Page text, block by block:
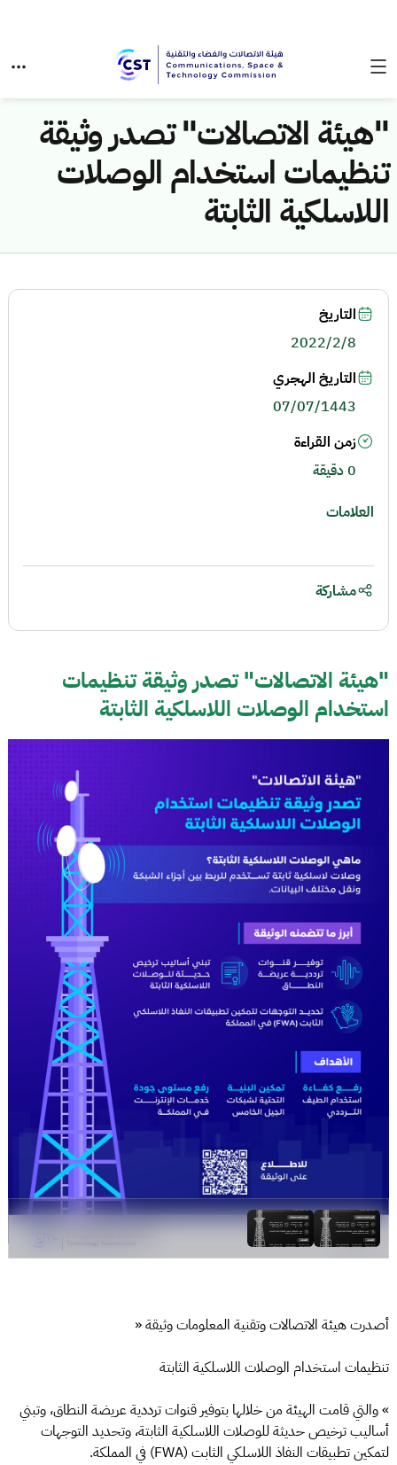
"هيئة الاتصالات" تصدر وثيقة
تنظيمات استخدام الوصلات
اللاسلكية الثابتة
"هيئة الاتصالات" تصدر وثيقة تنظيمات
استخدام الوصلات اللاسلكية الثابتة
أصدرت هيئة الاتصالات وتقنية المعلومات وثيقة «
تنظيمات استخدام الوصلات اللاسلكية الثابتة
» والتي قامت الهيئة من خلالها بتوفير قنوات ترددية عريضة النطاق، وتبني
أساليب ترخيص حديثة للوصلات اللاسلكية الثابتة، وتحديد التوجهات
لتمكين تطبيقات النفاذ اللاسلكي الثابت (FWA) في المملكة.
التاريخ
2022/2/8
التاريخ الهجري
07/07/1443
زمن القراءة
0 دقيقة
العلامات
مشاركة